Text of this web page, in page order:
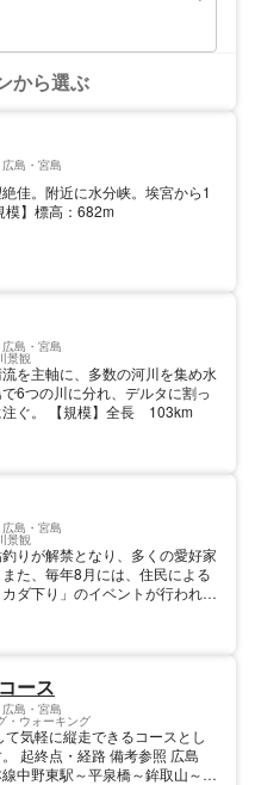
から選ぶ
広島・宮島
佳。附近に水分峡。埃宮から1
模】標高：682m
広島・宮島
景観
を主軸に、多数の河川を集め水
6つの川に分れ、デルタに割っ
注ぐ。 【規模】全長 103km
広島・宮島
景観
りが解禁となり、多くの愛好家
た、毎年8月には、住民による
カダ下り」のイベントが行われて
ース
広島・宮島
・ウォーキング
て気軽に縦走できるコースとし
起終点・経路 備考参照 広島
中野東駅～平泉橋～鉾取山～原